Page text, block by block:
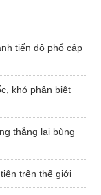
tiến độ phổ cập
khó phân biệt
thẳng lại bùng
trên thế giới